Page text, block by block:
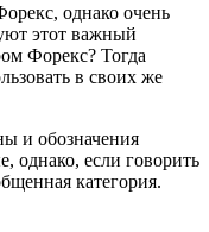
однако очень
этот важный
Форекс? Тогда
в своих же
и обозначения
однако, если говорить
категория.